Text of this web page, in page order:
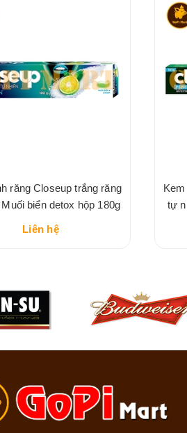
răng Closeup trắng răng
biển detox hộp 180g
Liên hệ
tự